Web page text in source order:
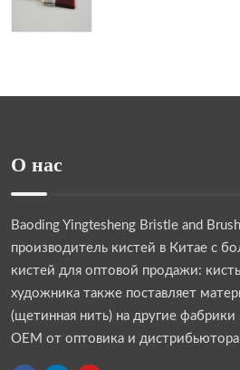
О нас
Baoding Yingtesheng Bristle and
производитель кистей в Китае с
кистей для оптовой продажи:
художника также поставляет
(щетинная нить) на другие фабрики
OEM от оптовика и дистрибьютора